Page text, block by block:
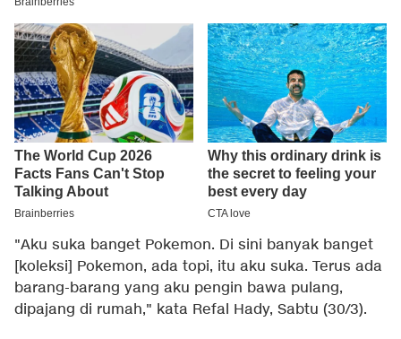
"Aku suka banget Pokemon. Di sini banyak banget
[koleksi] Pokemon, ada topi, itu aku suka. Terus ada
barang-barang yang aku pengin bawa pulang,
dipajang di rumah," kata Refal Hady, Sabtu (30/3).